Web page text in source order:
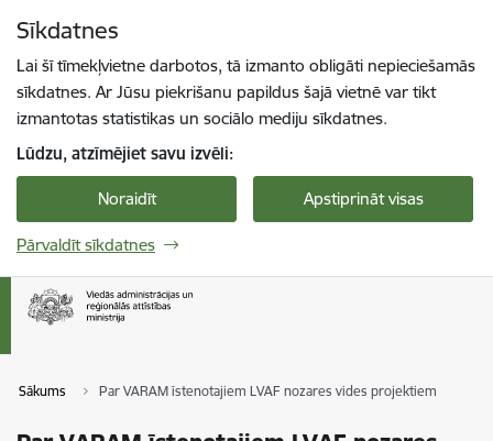
Sīkdatnes
Lai šī tīmekļvietne darbotos, tā izmanto obligāti nepieciešamās
sīkdatnes. Ar Jūsu piekrišanu papildus šajā vietnē var tikt
izmantotas statistikas un sociālo mediju sīkdatnes.
Lūdzu, atzīmējiet savu izvēli:
Noraidīt Apstiprināt visas
Pārvaldīt sīkdatnes
Sākums Par VARAM īstenotajiem LVAF nozares vides projektiem